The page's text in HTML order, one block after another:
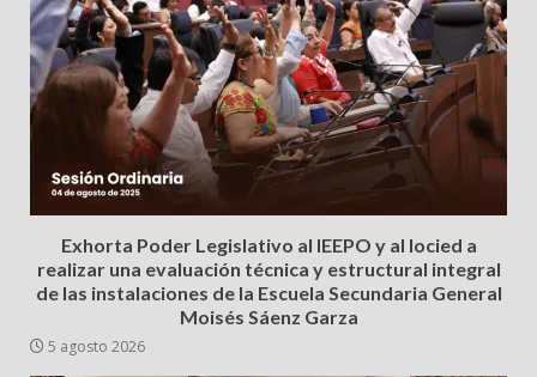
Exhorta Poder Legislativo al IEEPO y al Iocied a
realizar una evaluación técnica y estructural integral
de las instalaciones de la Escuela Secundaria General
Moisés Sáenz Garza
5 agosto 2026